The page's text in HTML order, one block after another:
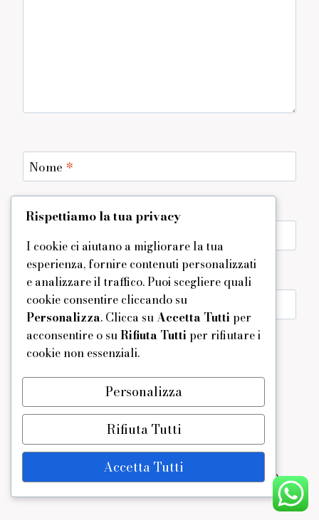
Nome *
Sito web
Salva il mio nome, email e sito web in questo
browser per la prossima volta che commento.
© 2026 - Tema WordPress diKadence WP
Rispettiamo la tua privacy
I cookie ci aiutano a migliorare la tua
esperienza, fornire contenuti personalizzati
e analizzare il traffico. Puoi scegliere quali
cookie consentire cliccando su
Personalizza. Clicca suAccetta Tutti per
acconsentire o suRifiuta Tutti per rifiutare i
cookie non essenziali.
Personalizza
Rifiuta Tutti
Accetta Tutti